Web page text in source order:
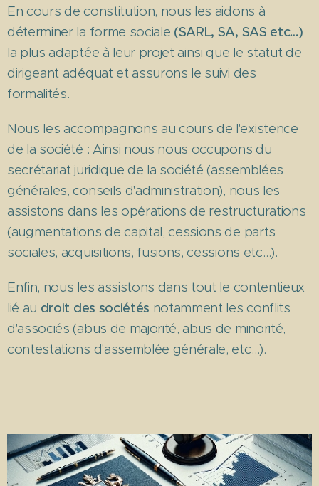
En cours de constitution, nous les aidons à
déterminer la forme sociale (SARL, SA, SAS etc…)
la plus adaptée à leur projet ainsi que le statut de
dirigeant adéquat et assurons le suivi des
formalités.
Nous les accompagnons au cours de l'existence
de la société : Ainsi nous nous occupons du
secrétariat juridique de la société (assemblées
générales, conseils d'administration), nous les
assistons dans les opérations de restructurations
(augmentations de capital, cessions de parts
sociales, acquisitions, fusions, cessions etc…).
Enfin, nous les assistons dans tout le contentieux
lié au droit des sociétés notamment les conflits
d'associés (abus de majorité, abus de minorité,
contestations d'assemblée générale, etc…).